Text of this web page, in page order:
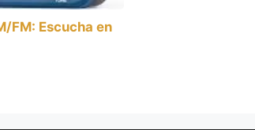
FM: Escucha en